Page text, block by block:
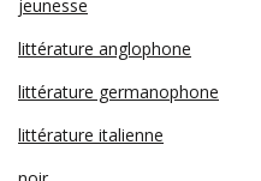
jeunesse
littérature anglophone
littérature germanophone
littérature italienne